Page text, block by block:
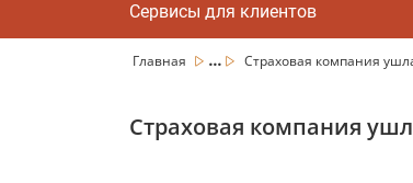
Сервисы для клиентов
Главная ... Страховая компания
Страховая компания